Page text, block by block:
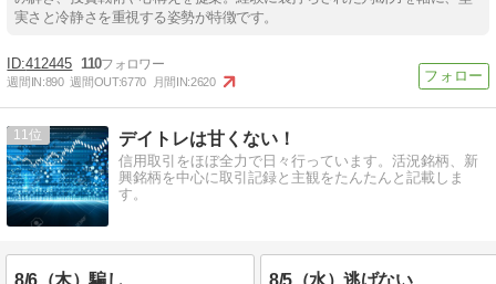
実さと冷静さを重視する姿勢が特徴です。
412445 110
週間IN:890 週間OUT:6770 月間IN:2620
11 デイトレは甘くない！
信用取引をほぼ全力で日々行っています。活況銘柄、新
興銘柄を中心に取引記録と主観をたんたんと記載しま
す。
8/6（木）騙し 8/5（水）逃げない